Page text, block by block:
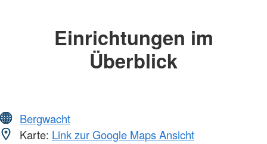
Einrichtungen im
Überblick
Bergwacht
Karte: Link zur Google Maps Ansicht